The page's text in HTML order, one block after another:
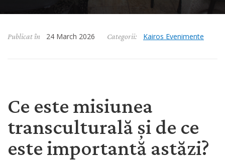
Publicat în 24 March 2026 March 24, 2026
Categorii: Kairos Evenimente
Ce este misiunea
transculturală și de ce
este importantă astăzi?